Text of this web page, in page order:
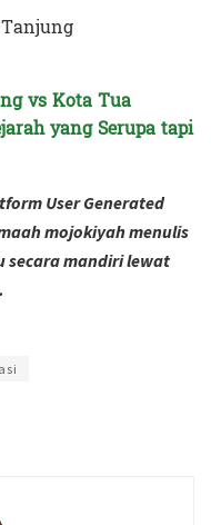
vs Kota Tua
yang Serupa tapi
User Generated
mojokiyah menulis
secara mandiri lewat